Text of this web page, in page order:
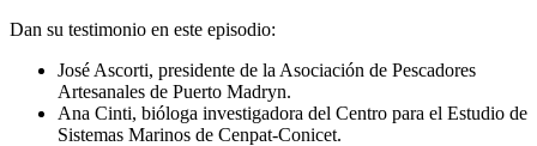
Dan su testimonio en este episodio:
José Ascorti, presidente de la Asociación de Pescadores
Artesanales de Puerto Madryn.
Ana Cinti, bióloga investigadora del Centro para el Estudio de
Sistemas Marinos de Cenpat-Conicet.